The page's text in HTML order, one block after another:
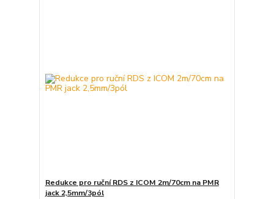
Redukce pro ruční RDS z ICOM 2m/70cm na PMR
jack 2,5mm/3pól